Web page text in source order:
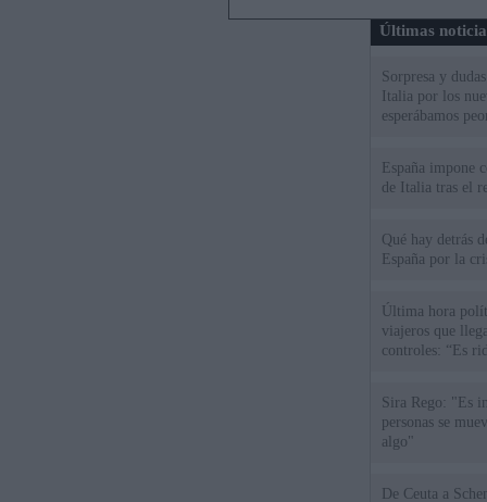
Últimas
Sorpresa y
Italia por los
esperábamos
España impone
de Italia tras el
Qué hay detrás
España por la
Última hora
viajeros que
controles: “Es
Sira Rego: "Es
personas se
algo"
De